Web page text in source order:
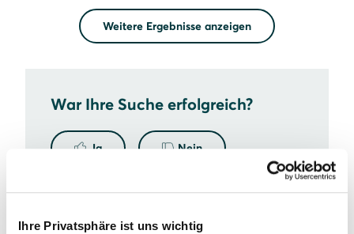
Ihre Privatsphäre ist uns wichtig
Weitere Ergebnisse anzeigen
War Ihre Suche erfolgreich?
Ja Nein
Feedback absenden